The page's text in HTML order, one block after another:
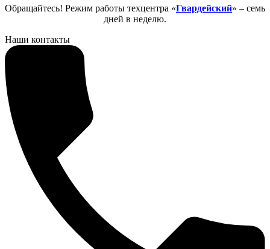
Обращайтесь! Режим работы техцентра «Гвардейский» – семь
дней в неделю.
Наши контакты